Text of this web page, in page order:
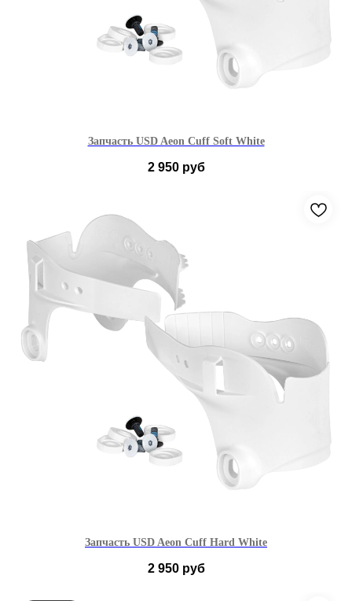
Запчасть USD Aeon Cuff Soft White
2 950 руб
Запчасть USD Aeon Cuff Hard White
2 950 руб